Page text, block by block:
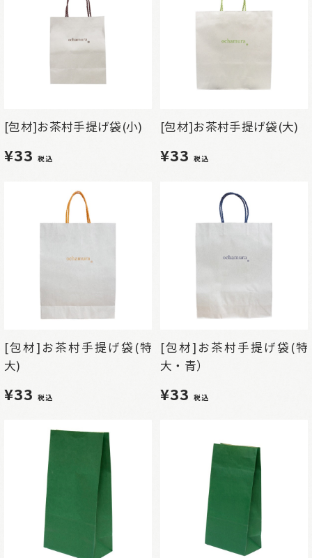
[包材]お茶村手提げ袋(小)
¥33税込
[包材]お茶村手提げ袋(大)
¥33税込
[包材]お茶村手提げ袋(特
大)
¥33税込
[包材]お茶村手提げ袋(特
大・青）
¥33税込